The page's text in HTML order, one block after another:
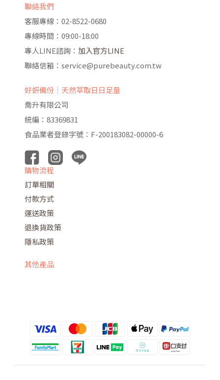
聯絡我們
客服專線：02-8522-0680
專線時間：09:00-18:00
專人LINE諮詢： 加入官方LINE
聯絡信箱：service@purebeauty.com.tw
好妍備份｜天然萃取日日足量
喬升有限公司
統編：83369831
食品業者登錄字號：F-200183082-00000-6
購物流程
訂單相關
付款方式
運送政策
退換貨政策
隱私政策
其他產品